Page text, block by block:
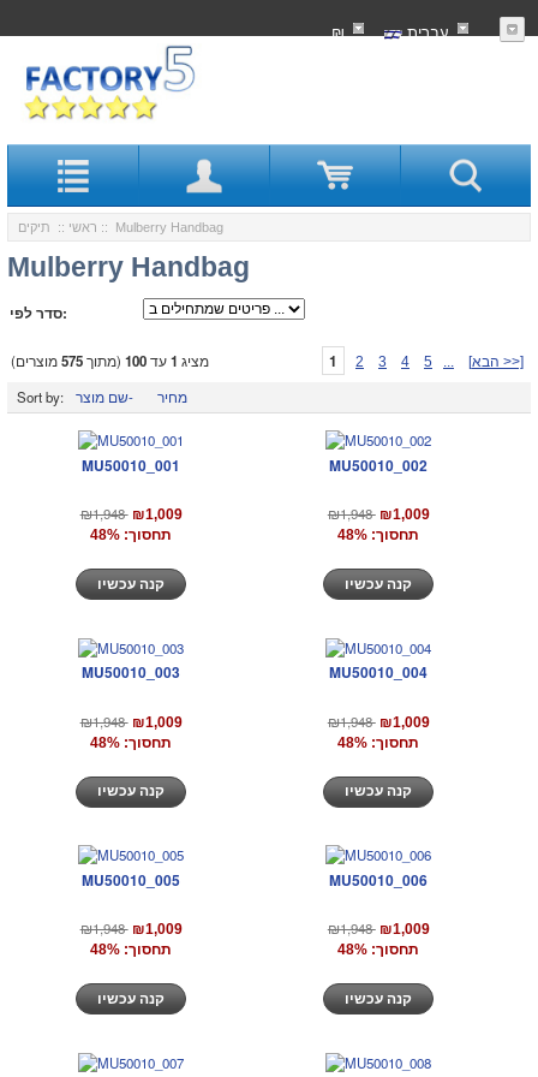
עִברִית ₪
ראשי :: תיקים :: Mulberry Handbag
Mulberry Handbag
סדר לפי:
מציג 1עד100 (מתוך575מוצרים) 1 2 3 4 5 [הבא >>]
Sort by: שם מוצר- מחיר
MU50010_001
₪1,948 ₪1,009
תחסוך: 48%
MU50010_002
₪1,948 ₪1,009
תחסוך: 48%
MU50010_003
₪1,948 ₪1,009
תחסוך: 48%
MU50010_004
₪1,948 ₪1,009
תחסוך: 48%
MU50010_005
₪1,948 ₪1,009
תחסוך: 48%
MU50010_006
₪1,948 ₪1,009
תחסוך: 48%